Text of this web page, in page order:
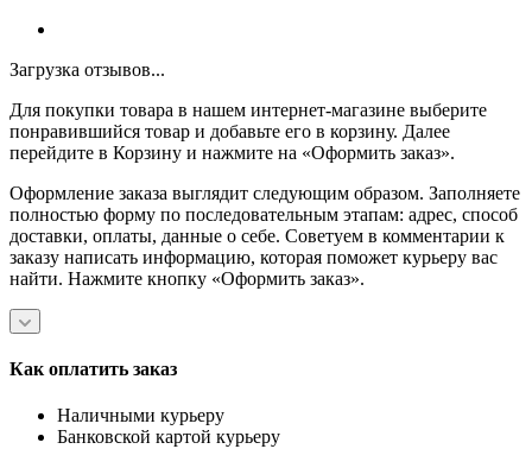
Загрузка отзывов...
Для покупки товара в нашем интернет-магазине выберите
понравившийся товар и добавьте его в корзину. Далее
перейдите в Корзину и нажмите на «Оформить заказ».
Оформление заказа выглядит следующим образом. Заполняете
полностью форму по последовательным этапам: адрес, способ
доставки, оплаты, данные о себе. Советуем в комментарии к
заказу написать информацию, которая поможет курьеру вас
найти. Нажмите кнопку «Оформить заказ».
Как оплатить заказ
Наличными курьеру
Банковской картой курьеру